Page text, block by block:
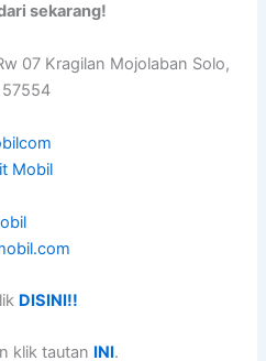
sekarang!
07 Kragilan Mojolaban Solo,
Mobil
DISINI!!
klik tautan INI.